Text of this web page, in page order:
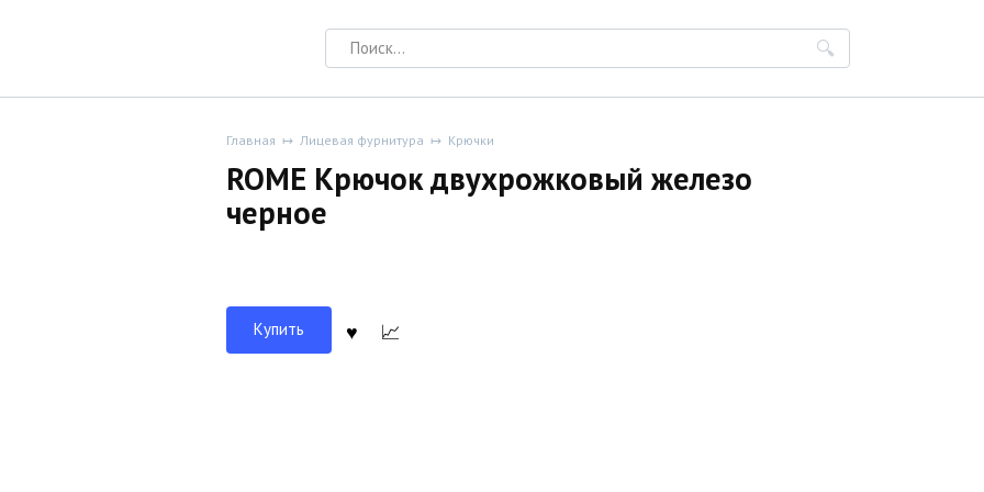
Search
for:
Главная Лицевая фурнитура Крючки
ROME Крючок двухрожковый железо
черное
Купить